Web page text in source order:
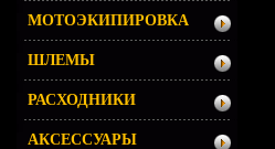
МОТОЭКИПИРОВКА
ШЛЕМЫ
РАСХОДНИКИ
АКСЕССУАРЫ